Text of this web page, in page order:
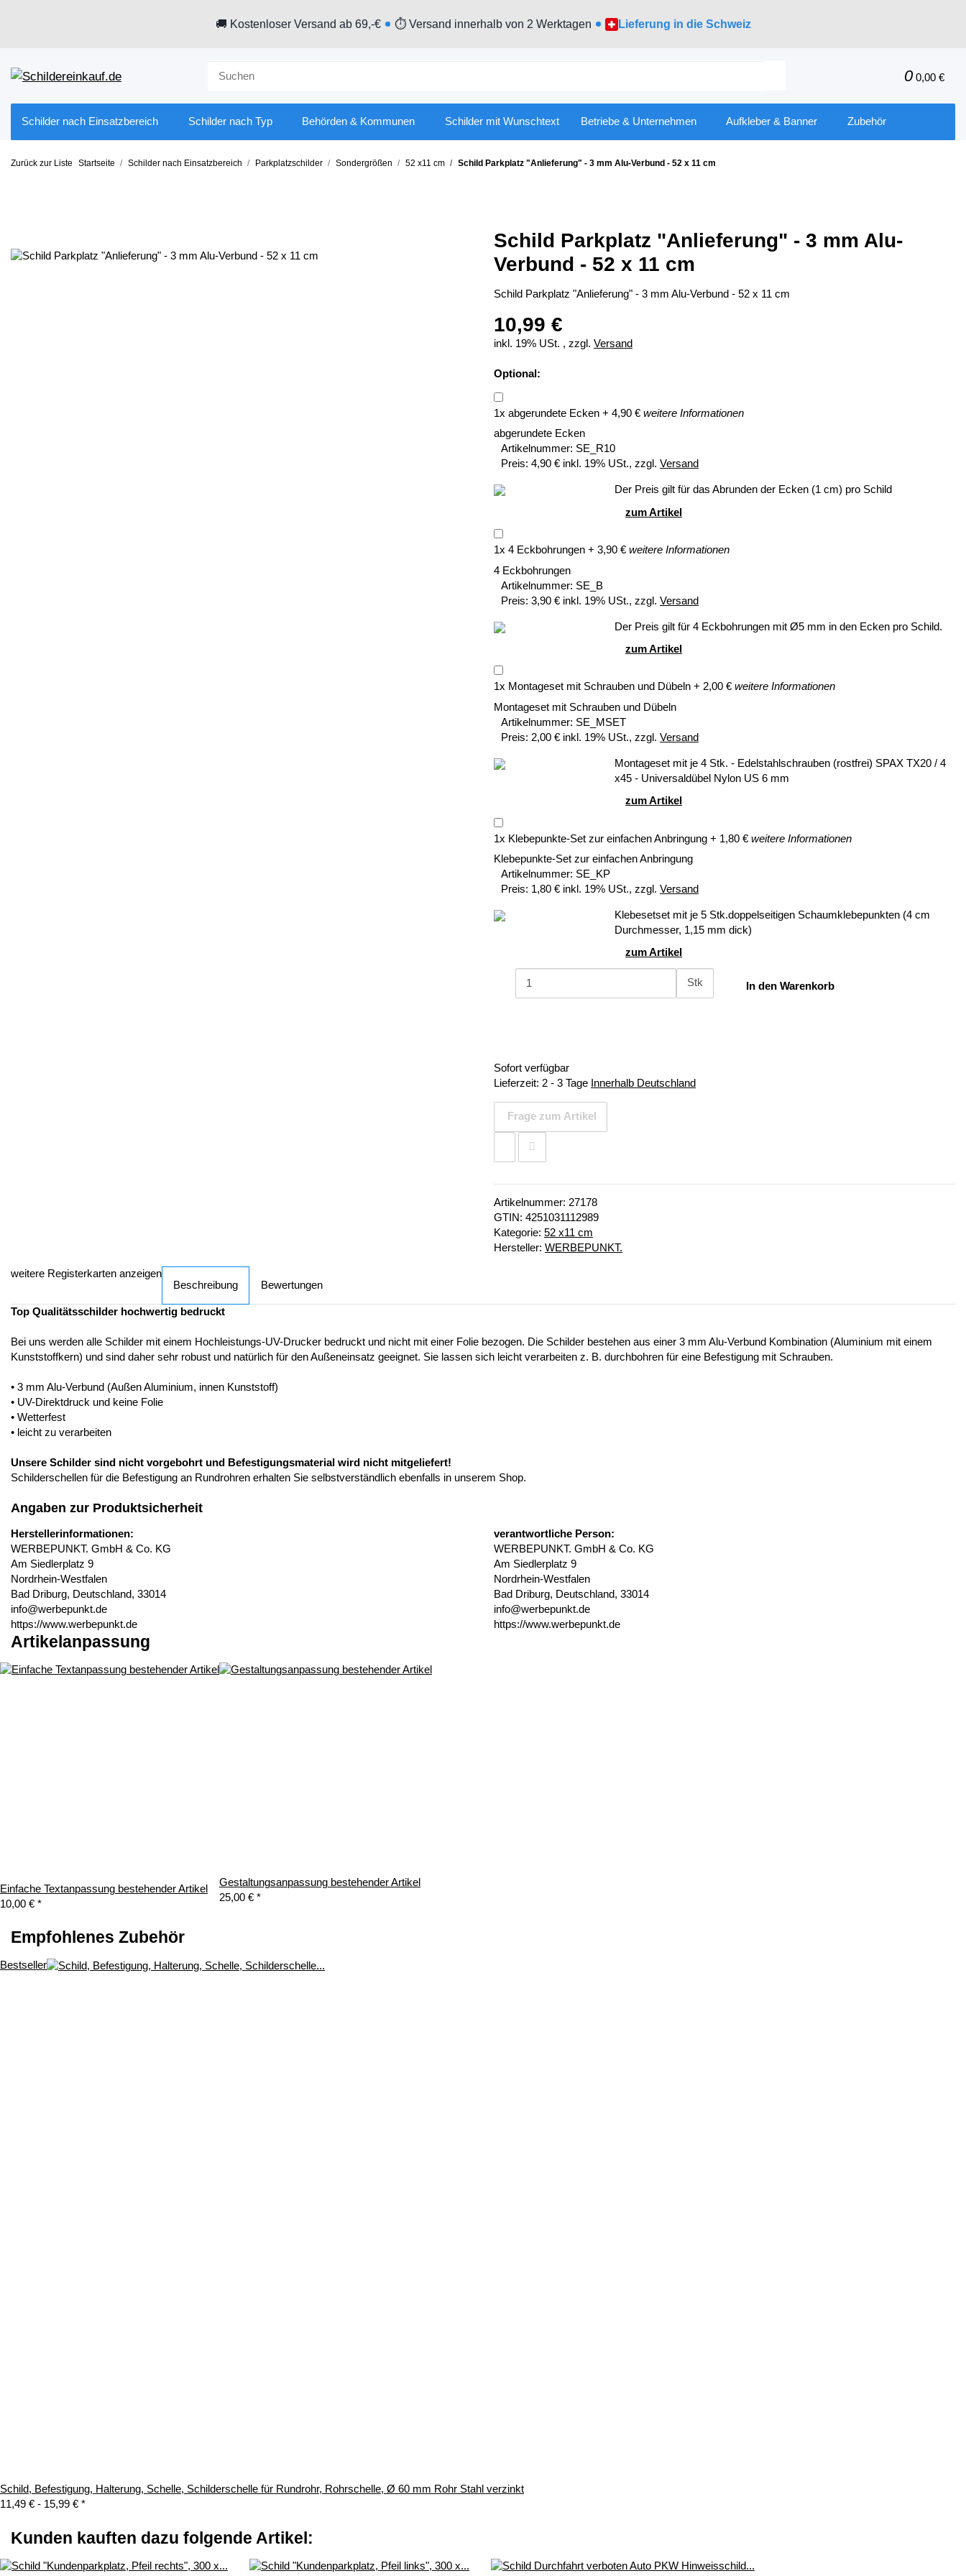
🚚 Kostenloser Versand ab 69,-€ ⏱ Versand innerhalb von 2 Werktagen Lieferung in die Schweiz
0 0,00 €
Schilder nach Einsatzbereich Schilder nach Typ Behörden & Kommunen Schilder mit Wunschtext Betriebe & Unternehmen Aufkleber & Banner Zubehör
Zurück zur Liste Startseite Schilder nach Einsatzbereich Parkplatzschilder Sondergrößen 52 x11 cm Schild Parkplatz "Anlieferung" - 3 mm Alu-Verbund - 52 x 11 cm
Schild Parkplatz "Anlieferung" - 3 mm Alu-
Verbund - 52 x 11 cm
Schild Parkplatz "Anlieferung" - 3 mm Alu-Verbund - 52 x 11 cm
10,99 €
inkl. 19% USt. , zzgl. Versand
Optional:
1x abgerundete Ecken + 4,90 € weitere Informationen
abgerundete Ecken
Artikelnummer: SE_R10
Preis: 4,90 € inkl. 19% USt., zzgl. Versand
Der Preis gilt für das Abrunden der Ecken (1 cm) pro Schild
zum Artikel
1x 4 Eckbohrungen + 3,90 € weitere Informationen
4 Eckbohrungen
Artikelnummer: SE_B
Preis: 3,90 € inkl. 19% USt., zzgl. Versand
Der Preis gilt für 4 Eckbohrungen mit Ø5 mm in den Ecken pro Schild.
zum Artikel
1x Montageset mit Schrauben und Dübeln + 2,00 € weitere Informationen
Montageset mit Schrauben und Dübeln
Artikelnummer: SE_MSET
Preis: 2,00 € inkl. 19% USt., zzgl. Versand
Montageset mit je 4 Stk. - Edelstahlschrauben (rostfrei) SPAX TX20 / 4
x45 - Universaldübel Nylon US 6 mm
zum Artikel
1x Klebepunkte-Set zur einfachen Anbringung + 1,80 € weitere Informationen
Klebepunkte-Set zur einfachen Anbringung
Artikelnummer: SE_KP
Preis: 1,80 € inkl. 19% USt., zzgl. Versand
Klebesetset mit je 5 Stk.doppelseitigen Schaumklebepunkten (4 cm
Durchmesser, 1,15 mm dick)
zum Artikel
Stk In den Warenkorb
Sofort verfügbar
Lieferzeit: 2 - 3 Tage Innerhalb Deutschland
Frage zum Artikel
Artikelnummer: 27178
GTIN: 4251031112989
Kategorie: 52 x11 cm
Hersteller: WERBEPUNKT.
weitere Registerkarten anzeigen
Beschreibung
Bewertungen
Top Qualitätsschilder hochwertig bedruckt
Bei uns werden alle Schilder mit einem Hochleistungs-UV-Drucker bedruckt und nicht mit einer Folie bezogen. Die Schilder bestehen aus einer 3 mm Alu-Verbund Kombination (Aluminium mit einem
Kunststoffkern) und sind daher sehr robust und natürlich für den Außeneinsatz geeignet. Sie lassen sich leicht verarbeiten z. B. durchbohren für eine Befestigung mit Schrauben.
• 3 mm Alu-Verbund (Außen Aluminium, innen Kunststoff)
• UV-Direktdruck und keine Folie
• Wetterfest
• leicht zu verarbeiten
Unsere Schilder sind nicht vorgebohrt und Befestigungsmaterial wird nicht mitgeliefert!
Schilderschellen für die Befestigung an Rundrohren erhalten Sie selbstverständlich ebenfalls in unserem Shop.
Angaben zur Produktsicherheit
Herstellerinformationen:
WERBEPUNKT. GmbH & Co. KG
Am Siedlerplatz 9
Nordrhein-Westfalen
Bad Driburg, Deutschland, 33014
info@werbepunkt.de
https://www.werbepunkt.de
verantwortliche Person:
WERBEPUNKT. GmbH & Co. KG
Am Siedlerplatz 9
Nordrhein-Westfalen
Bad Driburg, Deutschland, 33014
info@werbepunkt.de
https://www.werbepunkt.de
Artikelanpassung
Einfache Textanpassung bestehender Artikel
10,00 € *
Gestaltungsanpassung bestehender Artikel
25,00 € *
Empfohlenes Zubehör
Bestseller
Schild, Befestigung, Halterung, Schelle, Schilderschelle für Rundrohr, Rohrschelle, Ø 60 mm Rohr Stahl verzinkt
11,49 € - 15,99 € *
Kunden kauften dazu folgende Artikel: